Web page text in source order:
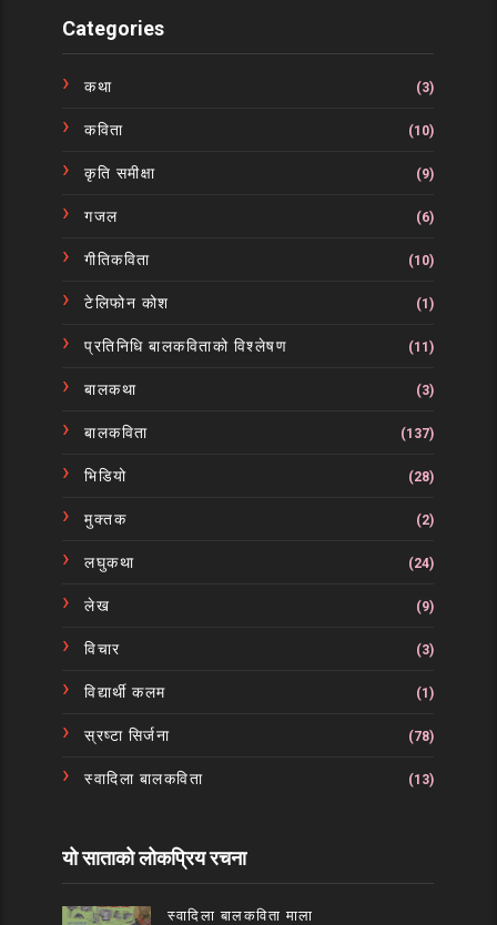
Categories
कथा (3)
कविता (10)
कृति समीक्षा (9)
गजल (6)
गीतिकविता (10)
टेलिफोन कोश (1)
प्रतिनिधि बालकविताको विश्लेषण (11)
बालकथा (3)
बालकविता (137)
भिडियो (28)
मुक्तक (2)
लघुकथा (24)
लेख (9)
विचार (3)
विद्यार्थी कलम (1)
स्रष्टा सिर्जना (78)
स्वादिला बालकविता (13)
यो साताको लोकप्रिय रचना
स्वादिला बालकविता माला